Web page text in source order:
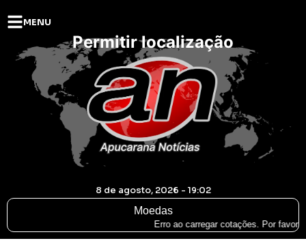
MENU
Permitir localização
8 de agosto, 2026 - 19:02
Moedas
Erro ao carregar cotações. Por favor,